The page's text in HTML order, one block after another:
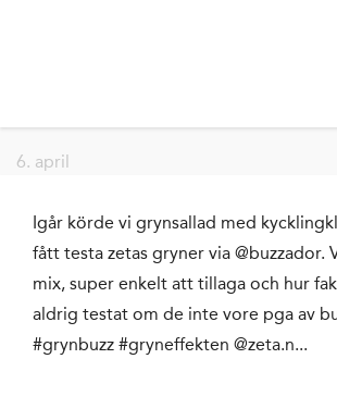
6. april
Igår körde vi grynsallad med
fått testa zetas gryner via @buzzador.
mix, super enkelt att tillaga och hur
aldrig testat om de inte vore pga av
#grynbuzz #gryneffekten @zeta.n...